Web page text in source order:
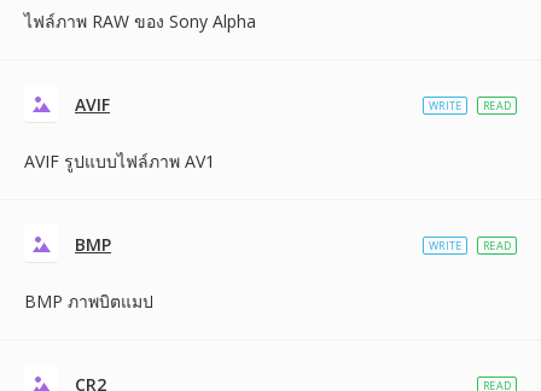
ไฟล์ภาพ RAW ของ Sony Alpha
AVIF
AVIF รูปแบบไฟล์ภาพ AV1
WRITE READ
BMP
BMP ภาพบิตแมป
WRITE READ
CR2 READ